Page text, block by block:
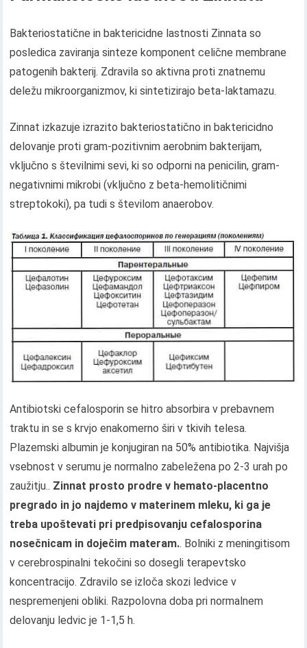
Bakteriostatične in baktericidne lastnosti Zinnata so
posledica zaviranja sinteze komponent celične membrane
patogenih bakterij. Zdravila so aktivna proti znatnemu
deležu mikroorganizmov, ki sintetizirajo beta-laktamazu.
Zinnat izkazuje izrazito bakteriostatično in baktericidno
delovanje proti gram-pozitivnim aerobnim bakterijam,
vključno s številnimi sevi, ki so odporni na penicilin, gram-
negativnimi mikrobi (vključno z beta-hemolitičnimi
streptokoki), pa tudi s številom anaerobov.
Antibiotski cefalosporin se hitro absorbira v prebavnem
traktu in se s krvjo enakomerno širi v tkivih telesa.
Plazemski albumin je konjugiran na 50% antibiotika. Najvišja
vsebnost v serumu je normalno zabeležena po 2-3 urah po
zaužitju.. Zinnat prosto prodre v hemato-placentno
pregrado in jo najdemo v materinem mleku, ki ga je
treba upoštevati pri predpisovanju cefalosporina
nosečnicam in doječim materam.. Bolniki z meningitisom
v cerebrospinalni tekočini so dosegli terapevtsko
koncentracijo. Zdravilo se izloča skozi ledvice v
nespremenjeni obliki. Razpolovna doba pri normalnem
delovanju ledvic je 1-1,5 h.